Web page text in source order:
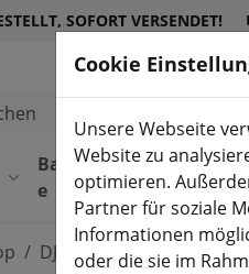
SOFORT VERSENDET!
Bauteil
e
Equipmen
t
DJI Drohnen
Cookie
Unsere Webseite
Website zu
optimieren.
Partner für soziale
Informationen
oder die sie im